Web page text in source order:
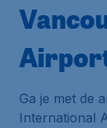
Ga je met de
International